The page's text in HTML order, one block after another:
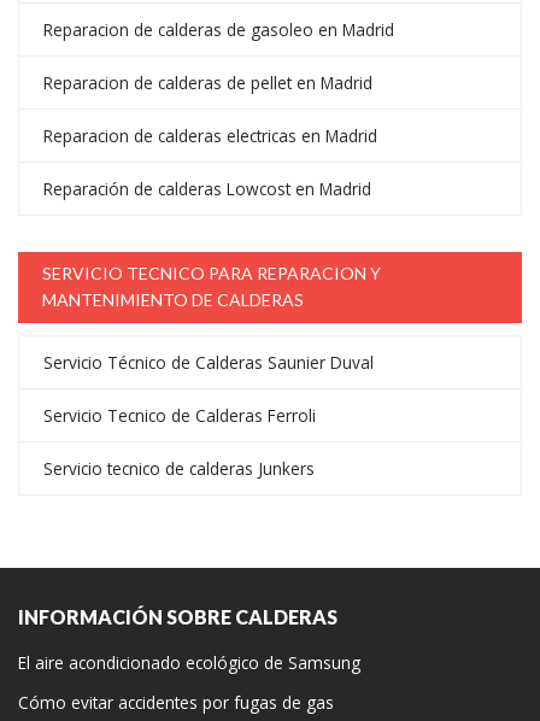
Reparacion de calderas de gasoleo en Madrid
Reparacion de calderas de pellet en Madrid
Reparacion de calderas electricas en Madrid
Reparación de calderas Lowcost en Madrid
SERVICIO TECNICO PARA REPARACION Y
MANTENIMIENTO DE CALDERAS
Servicio Técnico de Calderas Saunier Duval
Servicio Tecnico de Calderas Ferroli
Servicio tecnico de calderas Junkers
INFORMACIÓN SOBRE CALDERAS
El aire acondicionado ecológico de Samsung
Cómo evitar accidentes por fugas de gas